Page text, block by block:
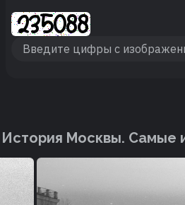
История Москвы. Cамые